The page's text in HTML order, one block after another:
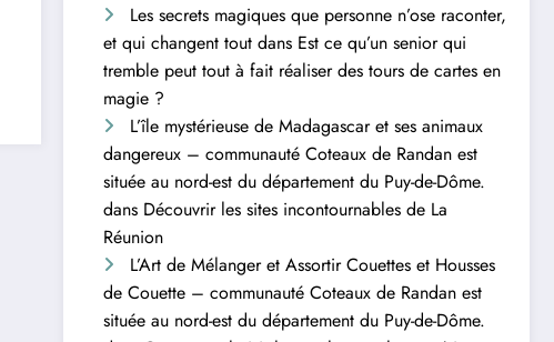
Les secrets magiques que personne n’ose raconter,
et qui changent tout dans Est ce qu’un senior qui
tremble peut tout à fait réaliser des tours de cartes en
magie ?
L’île mystérieuse de Madagascar et ses animaux
dangereux – communauté Coteaux de Randan est
située au nord-est du département du Puy-de-Dôme.
dans Découvrir les sites incontournables de La
Réunion
L’Art de Mélanger et Assortir Couettes et Housses
de Couette – communauté Coteaux de Randan est
située au nord-est du département du Puy-de-Dôme.